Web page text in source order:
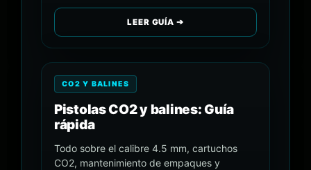
LEER GUÍA ➔
CO2 Y BALINES
Pistolas CO2 y balines: Guía
rápida
Todo sobre el calibre 4.5 mm, cartuchos
CO2, mantenimiento de empaques y